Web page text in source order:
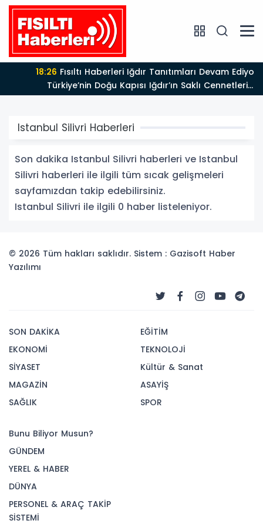
18:26Fısıltı Haberleri Iğdır Tanıtımları Devam Ediyor:
Türkiye’nin Doğu Kapısı Iğdır’ın Saklı Cennetleri
Keşfedilmeyi Bekliyor
Istanbul Silivri Haberleri
Son dakika Istanbul Silivri haberleri ve Istanbul
Silivri haberleri ile ilgili tüm sıcak gelişmeleri
sayfamızdan takip edebilirsiniz.
Istanbul Silivri ile ilgili 0 haber listeleniyor.
© 2026 Tüm hakları saklıdır. Sistem : Gazisoft Haber
Yazılımı
SON DAKİKA
EKONOMİ
SİYASET
MAGAZİN
SAĞLIK
EĞİTİM
TEKNOLOJİ
Kültür & Sanat
ASAYİŞ
SPOR
Bunu Biliyor Musun?
GÜNDEM
YEREL & HABER
DÜNYA
PERSONEL & ARAÇ TAKİP
SİSTEMİ